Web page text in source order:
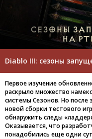
Diablo III: сезоны
Первое изучение
раскрыло множество
системы Сезонов. Но после
новой сборки тестового
обнаружить следы
Оказывается, что
понадобились еще одни